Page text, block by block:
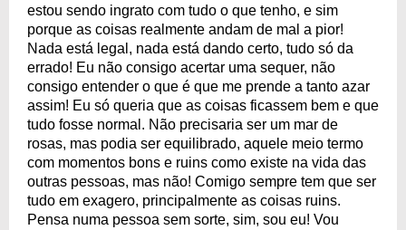
estou sendo ingrato com tudo o que tenho, e sim
porque as coisas realmente andam de mal a pior!
Nada está legal, nada está dando certo, tudo só da
errado! Eu não consigo acertar uma sequer, não
consigo entender o que é que me prende a tanto azar
assim! Eu só queria que as coisas ficassem bem e que
tudo fosse normal. Não precisaria ser um mar de
rosas, mas podia ser equilibrado, aquele meio termo
com momentos bons e ruins como existe na vida das
outras pessoas, mas não! Comigo sempre tem que ser
tudo em exagero, principalmente as coisas ruins.
Pensa numa pessoa sem sorte, sim, sou eu! Vou